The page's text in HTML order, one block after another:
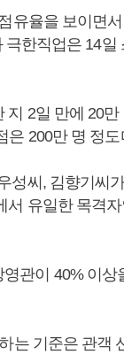
유율을 보이면
한직업은 14일
2일 만에 20
은 200만 명 정도
성씨, 김향기씨
유일한 목격
관이 40% 이상
는 기준은 관객